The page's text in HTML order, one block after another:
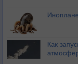
Как